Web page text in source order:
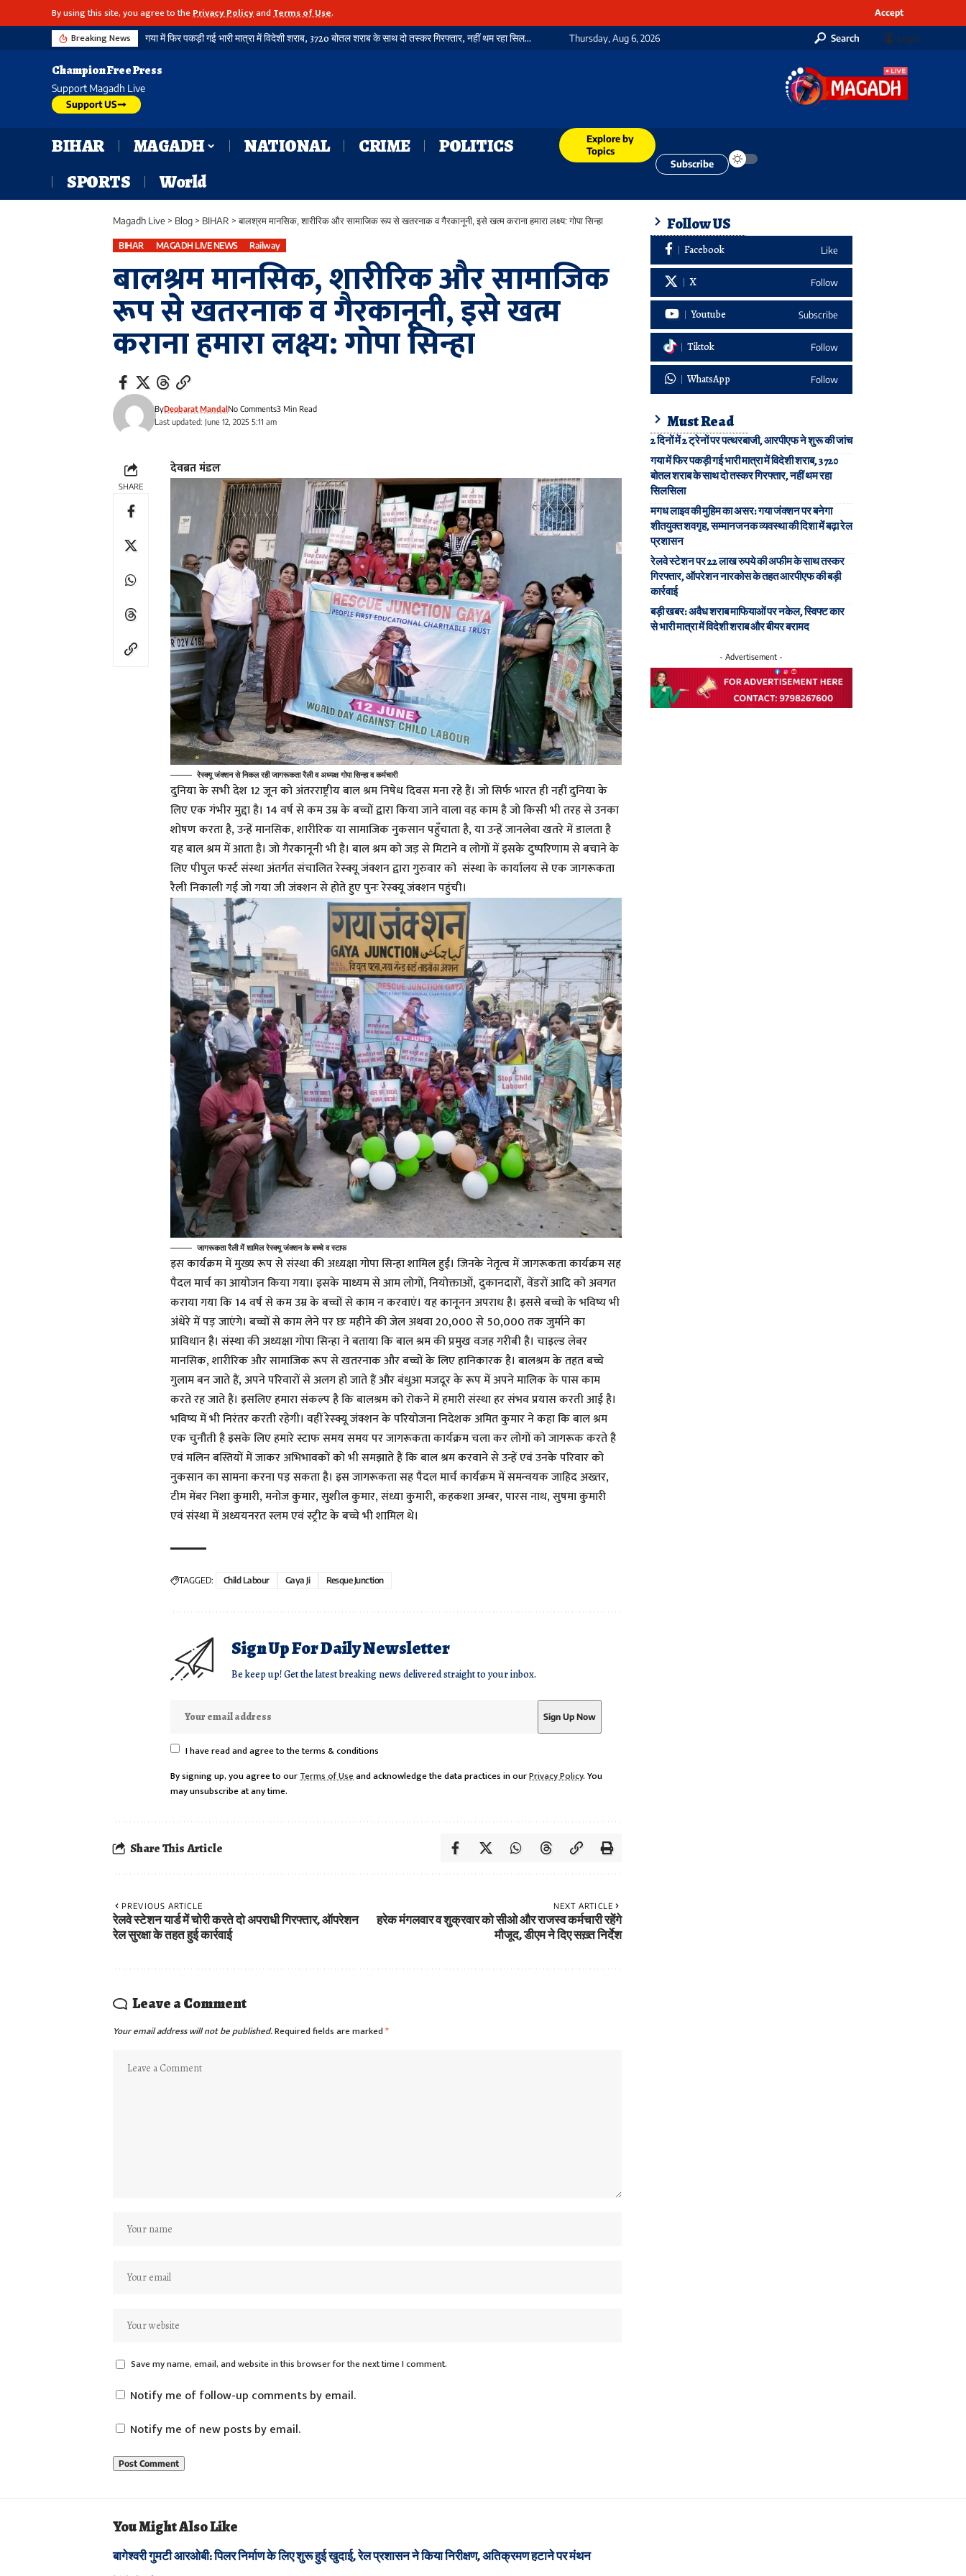
By using this site, you agree to thePrivacy PolicyandTerms of Use. Accept
Breaking News गया में फिर पकड़ी गई भारी मात्रा में विदेशी शराब, 3720 बोतल शराब के साथ दो तस्कर गिरफ्तार, नहीं थम रहा सिलसिला Thursday, Aug 6, 2026 Search Login
Champion Free Press
Support Magadh Live
Support US
BIHAR MAGADH NATIONAL CRIME
POLITICS
SPORTS
World
Explore by
Topics
Subscribe
Magadh Live > Blog > BIHAR >बालश्रम मानसिक, शारीरिक और सामाजिक रूप से खतरनाक व गैरकानूनी, इसे खत्म कराना हमारा लक्ष्य: गोपा सिन्हा
BIHAR MAGADH LIVE NEWS Railway
बालश्रम मानसिक, शारीरिक और सामाजिक
रूप से खतरनाक व गैरकानूनी, इसे खत्म
कराना हमारा लक्ष्य: गोपा सिन्हा
Last updated: June 12, 2025 5:11 am
ByDeobarat MandalNo Comments3 Min Read
SHARE
देवब्रत मंडल
रेस्क्यू जंक्शन से निकल रही जागरूकता रैली व अध्यक्ष गोपा सिन्हा व कर्मचारी
दुनिया के सभी देश 12 जून को अंतरराष्ट्रीय बाल श्रम निषेध दिवस मना रहे हैं। जो सिर्फ भारत ही नहीं दुनिया के
लिए एक गंभीर मुद्दा है। 14 वर्ष से कम उम्र के बच्चों द्वारा किया जाने वाला वह काम है जो किसी भी तरह से उनका
शोषण करता है, उन्हें मानसिक, शारीरिक या सामाजिक नुकसान पहुँचाता है, या उन्हें जानलेवा खतरे में डालता है
यह बाल श्रम में आता है। जो गैरकानूनी भी है। बाल श्रम को जड़ से मिटाने व लोगों में इसके दुष्परिणाम से बचाने के
लिए पीपुल फर्स्ट संस्था अंतर्गत संचालित रेस्क्यू जंक्शन द्वारा गुरुवार को संस्था के कार्यालय से एक जागरूकता
रैली निकाली गई जो गया जी जंक्शन से होते हुए पुनः रेस्क्यू जंक्शन पहुंची।
जागरूकता रैली में शामिल रेस्क्यू जंक्शन के बच्चे व स्टाफ
इस कार्यक्रम में मुख्य रूप से संस्था की अध्यक्षा गोपा सिन्हा शामिल हुईं। जिनके नेतृत्व में जागरूकता कार्यक्रम सह
पैदल मार्च का आयोजन किया गया। इसके माध्यम से आम लोगों, नियोक्ताओं, दुकानदारों, वेंडरों आदि को अवगत
कराया गया कि 14 वर्ष से कम उम्र के बच्चों से काम न करवाएं। यह कानूनन अपराध है। इससे बच्चो के भविष्य भी
अंधेरे में पड़ जाएंगे। बच्चों से काम लेने पर छः महीने की जेल अथवा 20,000 से 50,000 तक जुर्माने का
प्राविधान है। संस्था की अध्यक्षा गोपा सिन्हा ने बताया कि बाल श्रम की प्रमुख वजह गरीबी है। चाइल्ड लेबर
मानसिक, शारीरिक और सामाजिक रूप से खतरनाक और बच्चों के लिए हानिकारक है। बालश्रम के तहत बच्चे
गुलाम बन जाते हैं, अपने परिवारों से अलग हो जाते हैं और बंधुआ मजदूर के रूप में अपने मालिक के पास काम
करते रह जाते हैं। इसलिए हमारा संकल्प है कि बालश्रम को रोकने में हमारी संस्था हर संभव प्रयास करती आई है।
भविष्य में भी निरंतर करती रहेगी। वहीं रेस्क्यू जंक्शन के परियोजना निदेशक अमित कुमार ने कहा कि बाल श्रम
एक चुनौती है इसके लिए हमारे स्टाफ समय समय पर जागरूकता कार्यक्रम चला कर लोगों को जागरूक करते है
एवं मलिन बस्तियों में जाकर अभिभावकों को भी समझाते हैं कि बाल श्रम करवाने से उन्हें एवं उनके परिवार को
नुकसान का सामना करना पड़ सकता है। इस जागरूकता सह पैदल मार्च कार्यक्रम में समन्वयक जाहिद अख्तर,
टीम मेंबर निशा कुमारी, मनोज कुमार, सुशील कुमार, संध्या कुमारी, कहकशा अम्बर, पारस नाथ, सुषमा कुमारी
एवं संस्था में अध्ययनरत स्लम एवं स्ट्रीट के बच्चे भी शामिल थे।
TAGGED: Child Labour Gaya Ji Resque Junction
Sign Up For Daily Newsletter
Be keep up! Get the latest breaking news delivered straight to your inbox.
I have read and agree to the terms & conditions
By signing up, you agree to ourTerms of Useand acknowledge the data practices in ourPrivacy Policy. You
may unsubscribe at any time.
Share This Article
PREVIOUS ARTICLE
रेलवे स्टेशन यार्ड में चोरी करते दो अपराधी गिरफ्तार, ऑपरेशन
रेल सुरक्षा के तहत हुई कार्रवाई
NEXT ARTICLE
हरेक मंगलवार व शुक्रवार को सीओ और राजस्व कर्मचारी रहेंगे
मौजूद, डीएम ने दिए सख़्त निर्देश
Leave a Comment
Your email address will not be published.Required fields are marked*
Save my name, email, and website in this browser for the next time I comment.
Notify me of follow-up comments by email.
Notify me of new posts by email.
Follow US
Facebook Like
X Follow
Youtube Subscribe
Tiktok Follow
WhatsApp Follow
Must Read
2 दिनों में 2 ट्रेनों पर पत्थरबाजी, आरपीएफ ने शुरू की जांच
गया में फिर पकड़ी गई भारी मात्रा में विदेशी शराब, 3720
बोतल शराब के साथ दो तस्कर गिरफ्तार, नहीं थम रहा
सिलसिला
मगध लाइव की मुहिम का असर: गया जंक्शन पर बनेगा
शीतयुक्त शवगृह, सम्मानजनक व्यवस्था की दिशा में बढ़ा रेल
प्रशासन
रेलवे स्टेशन पर 22 लाख रुपये की अफीम के साथ तस्कर
गिरफ्तार, ऑपरेशन नारकोस के तहत आरपीएफ की बड़ी
कार्रवाई
बड़ी खबर: अवैध शराब माफियाओं पर नकेल, स्विफ्ट कार
से भारी मात्रा में विदेशी शराब और बीयर बरामद
- Advertisement -
You Might Also Like
बागेश्वरी गुमटी आरओबी: पिलर निर्माण के लिए शुरू हुई खुदाई, रेल प्रशासन ने किया निरीक्षण, अतिक्रमण हटाने पर मंथन